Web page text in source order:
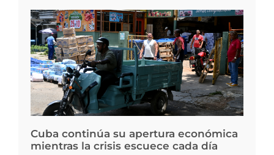
Cuba continúa su apertura económica
mientras la crisis escuece cada día